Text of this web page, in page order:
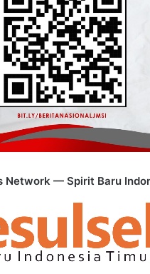
Network — Spirit Baru